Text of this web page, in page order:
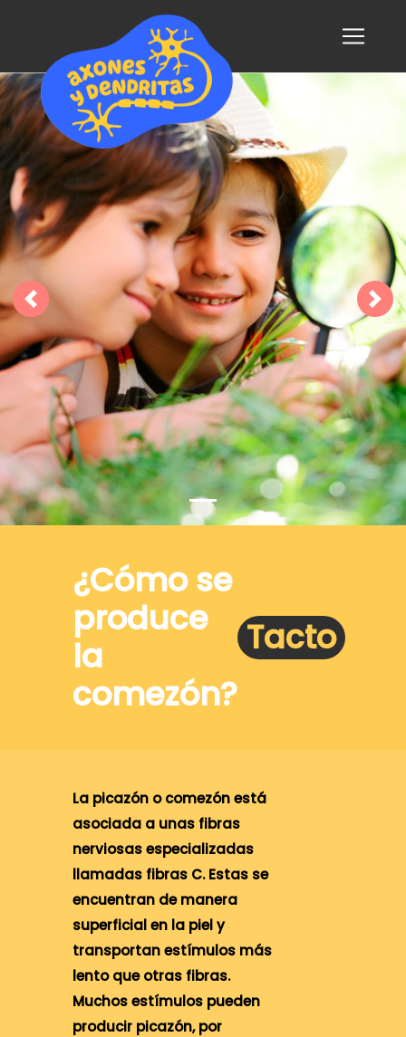
Previous Next
¿Cómo se
produce
la
comezón?
Tacto
La picazón o comezón está
asociada a unas fibras
nerviosas especializadas
llamadas fibras C. Estas se
encuentran de manera
superficial en la piel y
transportan estímulos más
lento que otras fibras.
Muchos estímulos pueden
producir picazón, por